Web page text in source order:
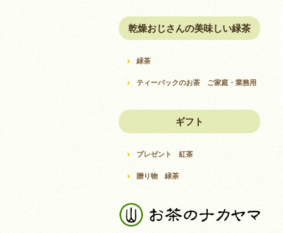
乾燥おじさんの美味しい緑茶
緑茶
ティーバックのお茶 ご家庭・業務用
ギフト
プレゼント 紅茶
贈り物 緑茶